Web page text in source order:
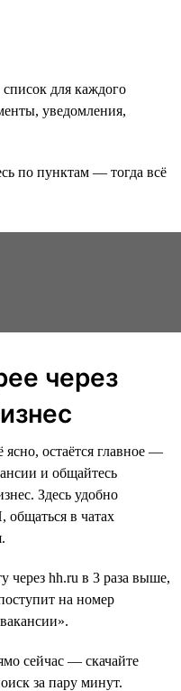
для каждого
уведомления,
по пунктам — тогда всё
через
остаётся главное —
и общайтесь
Здесь удобно
в чатах
через hh.ru в 3 раза выше,
на номер
сейчас — скачайте
за пару минут.